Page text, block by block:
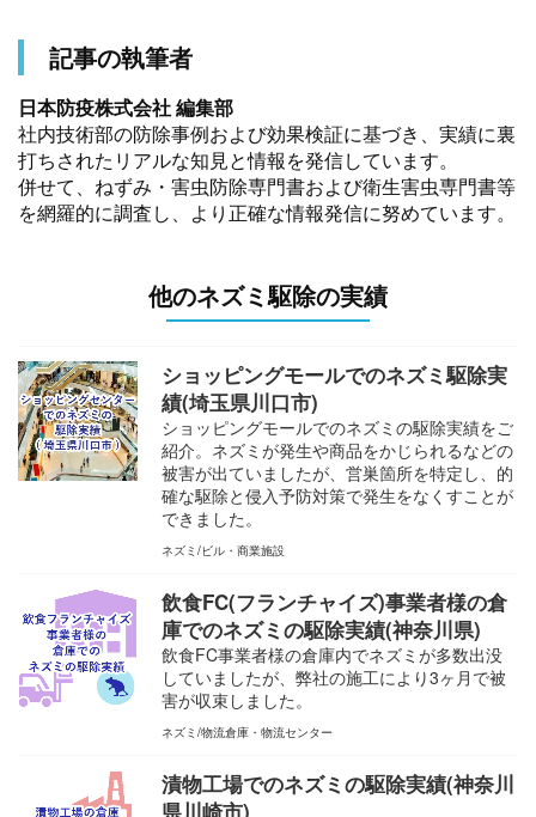
記事の執筆者
日本防疫株式会社 編集部
社内技術部の防除事例および効果検証に基づき、実績に裏
打ちされたリアルな知見と情報を発信しています。
併せて、ねずみ・害虫防除専門書および衛生害虫専門書等
を網羅的に調査し、より正確な情報発信に努めています。
他のネズミ駆除の実績
ショッピングモールでのネズミ駆除実
績(埼玉県川口市)
ショッピングモールでのネズミの駆除実績をご
紹介。ネズミが発生や商品をかじられるなどの
被害が出ていましたが、営巣箇所を特定し、的
確な駆除と侵入予防対策で発生をなくすことが
できました。
ネズミ ビル・商業施設
飲食FC(フランチャイズ)事業者様の倉
庫でのネズミの駆除実績(神奈川県)
飲食FC事業者様の倉庫内でネズミが多数出没
していましたが、弊社の施工により3ヶ月で被
害が収束しました。
ネズミ 物流倉庫・物流センター
漬物工場でのネズミの駆除実績(神奈川